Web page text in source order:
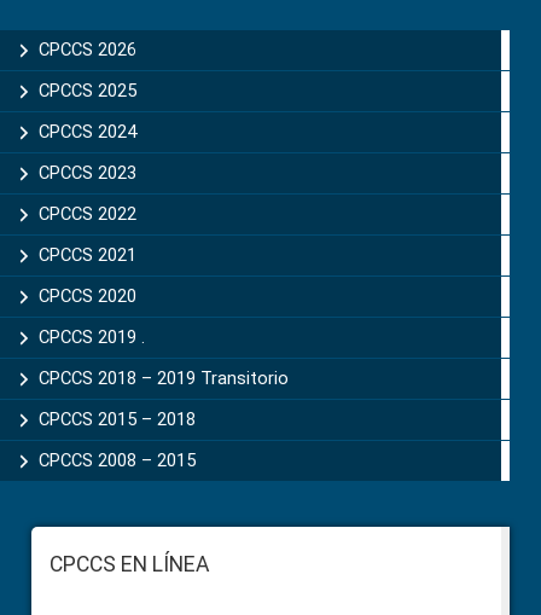
Sidebar
CPCCS 2026
CPCCS 2025
CPCCS 2024
CPCCS 2023
CPCCS 2022
CPCCS 2021
CPCCS 2020
CPCCS 2019 .
CPCCS 2018 – 2019 Transitorio
CPCCS 2015 – 2018
CPCCS 2008 – 2015
FooterCPCCS EN LÍNEA